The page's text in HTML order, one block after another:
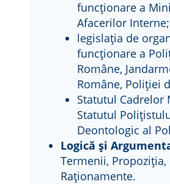
funcționare a
Afacerilor Interne;
legislația de
funcționare a
Române,
Române, Poliției
Statutul Cadrelor
Statutul
Deontologic al
Logică și
Termenii, Propoziția,
Raționamente.